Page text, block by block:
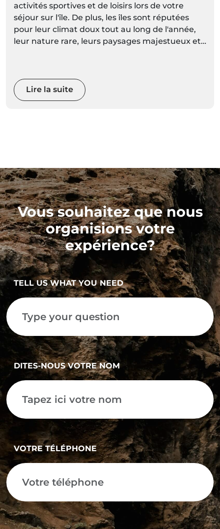
activités sportives et de loisirs lors de votre
séjour sur l'île. De plus, les îles sont réputées
pour leur climat doux tout au long de l'année,
leur nature rare, leurs paysages majestueux et
magnifiques, vous pourrez choisir une activité
plus calme, ou réveiller votre adrénaline avec
des sports extrêmes.
Lire la suite
Vous souhaitez que nous
organisions votre
expérience?
TELL US WHAT YOU NEED
DITES-NOUS VOTRE NOM
VOTRE TÉLÉPHONE